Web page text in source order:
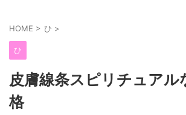
HOME > ひ >
ひ
皮膚線条スピリチュアル
格